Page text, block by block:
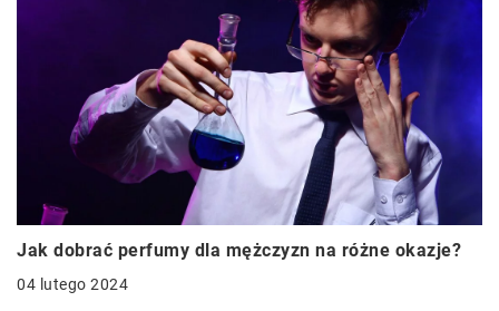
Jak dobrać perfumy dla mężczyzn na różne okazje?
04 lutego 2024